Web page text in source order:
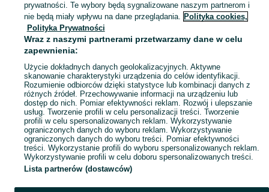
Mapa kategorii
Mapa miejscowości
Mapa ministron
Popularne wyszukiwania
prywatności. Te wybory będą sygnalizowane naszym partnerom i
nie będą miały wpływu na dane przeglądania. Polityka cookies,
Polityka Prywatności
Wraz z naszymi partnerami przetwarzamy dane w celu
zapewnienia:
Użycie dokładnych danych geolokalizacyjnych. Aktywne
skanowanie charakterystyki urządzenia do celów identyfikacji.
Rozumienie odbiorców dzięki statystyce lub kombinacji danych z
różnych źródeł. Przechowywanie informacji na urządzeniu lub
dostęp do nich. Pomiar efektywności reklam. Rozwój i ulepszanie
usług. Tworzenie profili w celu personalizacji treści. Tworzenie
profili w celu spersonalizowanych reklam. Wykorzystywanie
ograniczonych danych do wyboru reklam. Wykorzystywanie
ograniczonych danych do wyboru treści. Pomiar efektywności
treści. Wykorzystanie profili do wyboru spersonalizowanych reklam.
Wykorzystywanie profili w celu doboru spersonalizowanych treści.
Lista partnerów (dostawców)